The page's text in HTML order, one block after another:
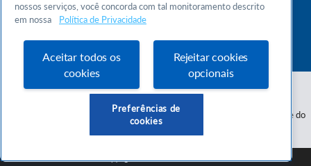
Chame no WhatsApp
Atendimento das 9h às 18h
Serviço de Apoio às Micro e Pequenas Empresas do Estado do Rio Grande do
nossos serviços, você concorda com tal monitoramento descrito
em nossa
Política de Privacidade
Aceitar todos os
cookies
Rejeitar cookies
opcionais
Preferências de
cookies